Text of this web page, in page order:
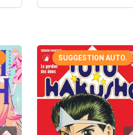
SUGGESTION AUTO.